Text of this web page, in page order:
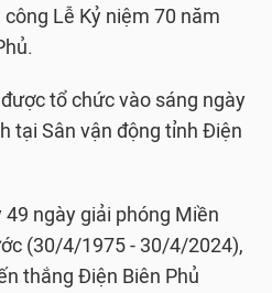
Lễ Kỷ niệm 70 năm
tổ chức vào sáng ngày
tại Sân vận động tỉnh Điện
ngày giải phóng Miền
(30/4/1975 - 30/4/2024),
thắng Điện Biên Phủ